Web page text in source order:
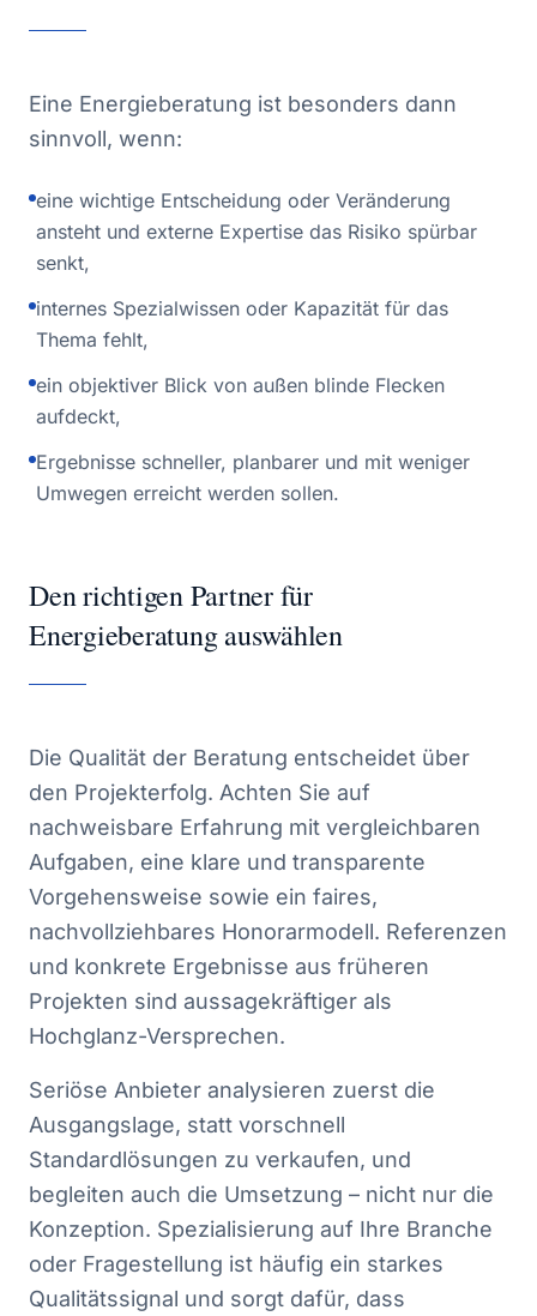
Eine Energieberatung ist besonders dann
sinnvoll, wenn:
eine wichtige Entscheidung oder Veränderung
ansteht und externe Expertise das Risiko spürbar
senkt,
internes Spezialwissen oder Kapazität für das
Thema fehlt,
ein objektiver Blick von außen blinde Flecken
aufdeckt,
Ergebnisse schneller, planbarer und mit weniger
Umwegen erreicht werden sollen.
Den richtigen Partner für
Energieberatung auswählen
Die Qualität der Beratung entscheidet über
den Projekterfolg. Achten Sie auf
nachweisbare Erfahrung mit vergleichbaren
Aufgaben, eine klare und transparente
Vorgehensweise sowie ein faires,
nachvollziehbares Honorarmodell. Referenzen
und konkrete Ergebnisse aus früheren
Projekten sind aussagekräftiger als
Hochglanz-Versprechen.
Seriöse Anbieter analysieren zuerst die
Ausgangslage, statt vorschnell
Standardlösungen zu verkaufen, und
begleiten auch die Umsetzung – nicht nur die
Konzeption. Spezialisierung auf Ihre Branche
oder Fragestellung ist häufig ein starkes
Qualitätssignal und sorgt dafür, dass